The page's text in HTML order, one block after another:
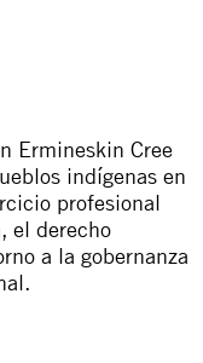
Ermineskin Cree
indígenas en
profesional
el derecho
a la gobernanza